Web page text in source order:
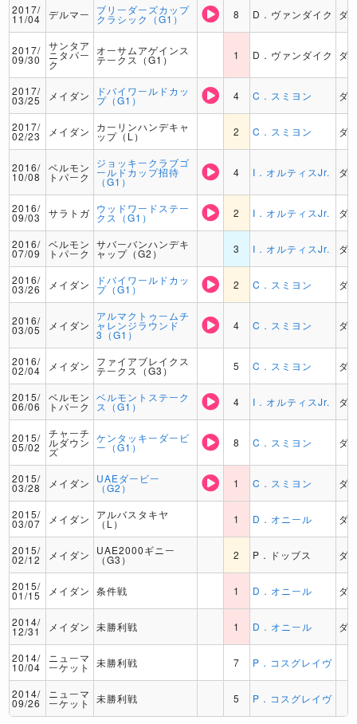
2017/
11/04 デルマー ブリーダーズカップ
クラシック（G1） 8 D．ヴァンダイク ダ
2017/
09/30
サンタア
ニタパー
ク
オーサムアゲインス
テークス（G1） 1 D．ヴァンダイク ダ
2017/
03/25 メイダン ドバイワールドカッ
プ（G1） 4 C．スミヨン ダ
2017/
02/23 メイダン カーリンハンデキャ
ップ（L） 2 C．スミヨン ダ
2016/
10/08
ベルモン
トパーク
ジョッキークラブゴ
ールドカップ招待
（G1）
4 I．オルティスJr. ダ
2016/
09/03 サラトガ ウッドワードステー
クス（G1） 2 I．オルティスJr. ダ
2016/
07/09
ベルモン
トパーク
サバーバンハンデキ
ャップ（G2） 3 I．オルティスJr. ダ
2016/
03/26 メイダン ドバイワールドカッ
プ（G1） 2 C．スミヨン ダ
2016/
03/05 メイダン
アルマクトゥームチ
ャレンジラウンド
3（G1）
4 C．スミヨン ダ
2016/
02/04 メイダン ファイアブレイクス
テークス（G3） 5 C．スミヨン ダ
2015/
06/06
ベルモン
トパーク
ベルモントステーク
ス（G1） 4 I．オルティスJr. ダ
2015/
05/02
チャーチ
ルダウン
ズ
ケンタッキーダービ
ー（G1） 8 C．スミヨン ダ
2015/
03/28 メイダン UAEダービー
（G2） 1 C．スミヨン ダ
2015/
03/07 メイダン アルバスタキヤ
（L） 1 D．オニール ダ
2015/
02/12 メイダン UAE2000ギニー
（G3） 2 P．ドッブス ダ
2015/
01/15 メイダン 条件戦 1 D．オニール ダ
2014/
12/31 メイダン 未勝利戦 1 D．オニール ダ
2014/
10/04
ニューマ
ーケット 未勝利戦 7 P．コスグレイヴ
2014/
09/26
ニューマ
ーケット 未勝利戦 5 P．コスグレイヴ